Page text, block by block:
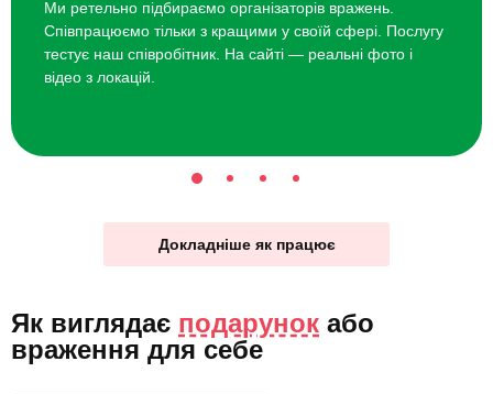
Ми ретельно підбираємо організаторів вражень.
Співпрацюємо тільки з кращими у своїй сфері. Послугу
тестує наш співробітник. На сайті — реальні фото і
відео з локацій.
Докладніше як працює
Як виглядає подарунок або
враження для себе